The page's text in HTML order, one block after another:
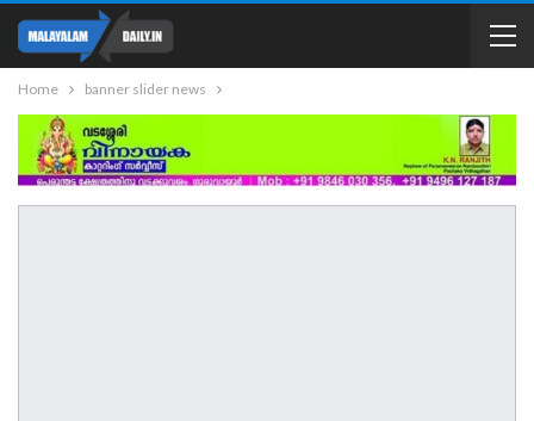
Home banner slider news